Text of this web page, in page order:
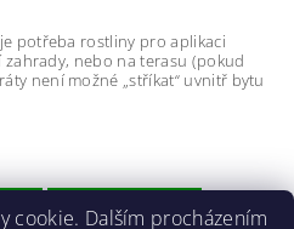
potřeba rostliny pro aplikaci
nebo na terasu (pokud
není možné „stříkat“ uvnitř bytu
DALŠÍ ČLÁNEK
cookie. Dalším procházením